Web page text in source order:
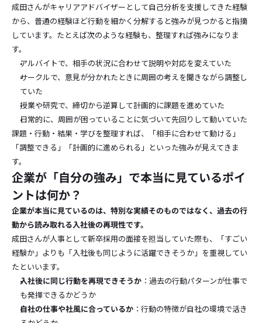
成田さんがキャリアアドバイザーとして自己分析を支援してきた経験
から、普通の経験ほど行動を細かく分解すると強みが見つかると指摘
しています。たとえば次のような経験も、整理すれば強みになりま
す。
アルバイトで、相手の状況に合わせて説明や対応を変えていた
サークルで、意見が分かれたときに周囲の考えを聞きながら調整し
ていた
授業や研究で、締切から逆算して計画的に課題を進めていた
日常的に、周囲が困っていることに気づいて先回りして動いていた
課題・行動・結果・学びを整理すれば、「相手に合わせて動ける」
「調整できる」「計画的に進められる」といった強みが見えてきま
す。
企業が「自分の強み」で本当に見ているポイ
ントは何か？
企業が本当に見ているのは、特別な実績そのものではなく、過去の行
動から読み取れる入社後の再現性です。
成田さんが人事として新卒採用の面接を担当していた際も、「すごい
経験か」よりも「入社後も同じように活躍できそうか」を重視してい
たといいます。
入社後に同じ行動を再現できそうか ：過去の行動パターンが仕事で
も発揮できるかどうか
自社の仕事や社風に合っているか ：行動の特徴が自社の環境で活き